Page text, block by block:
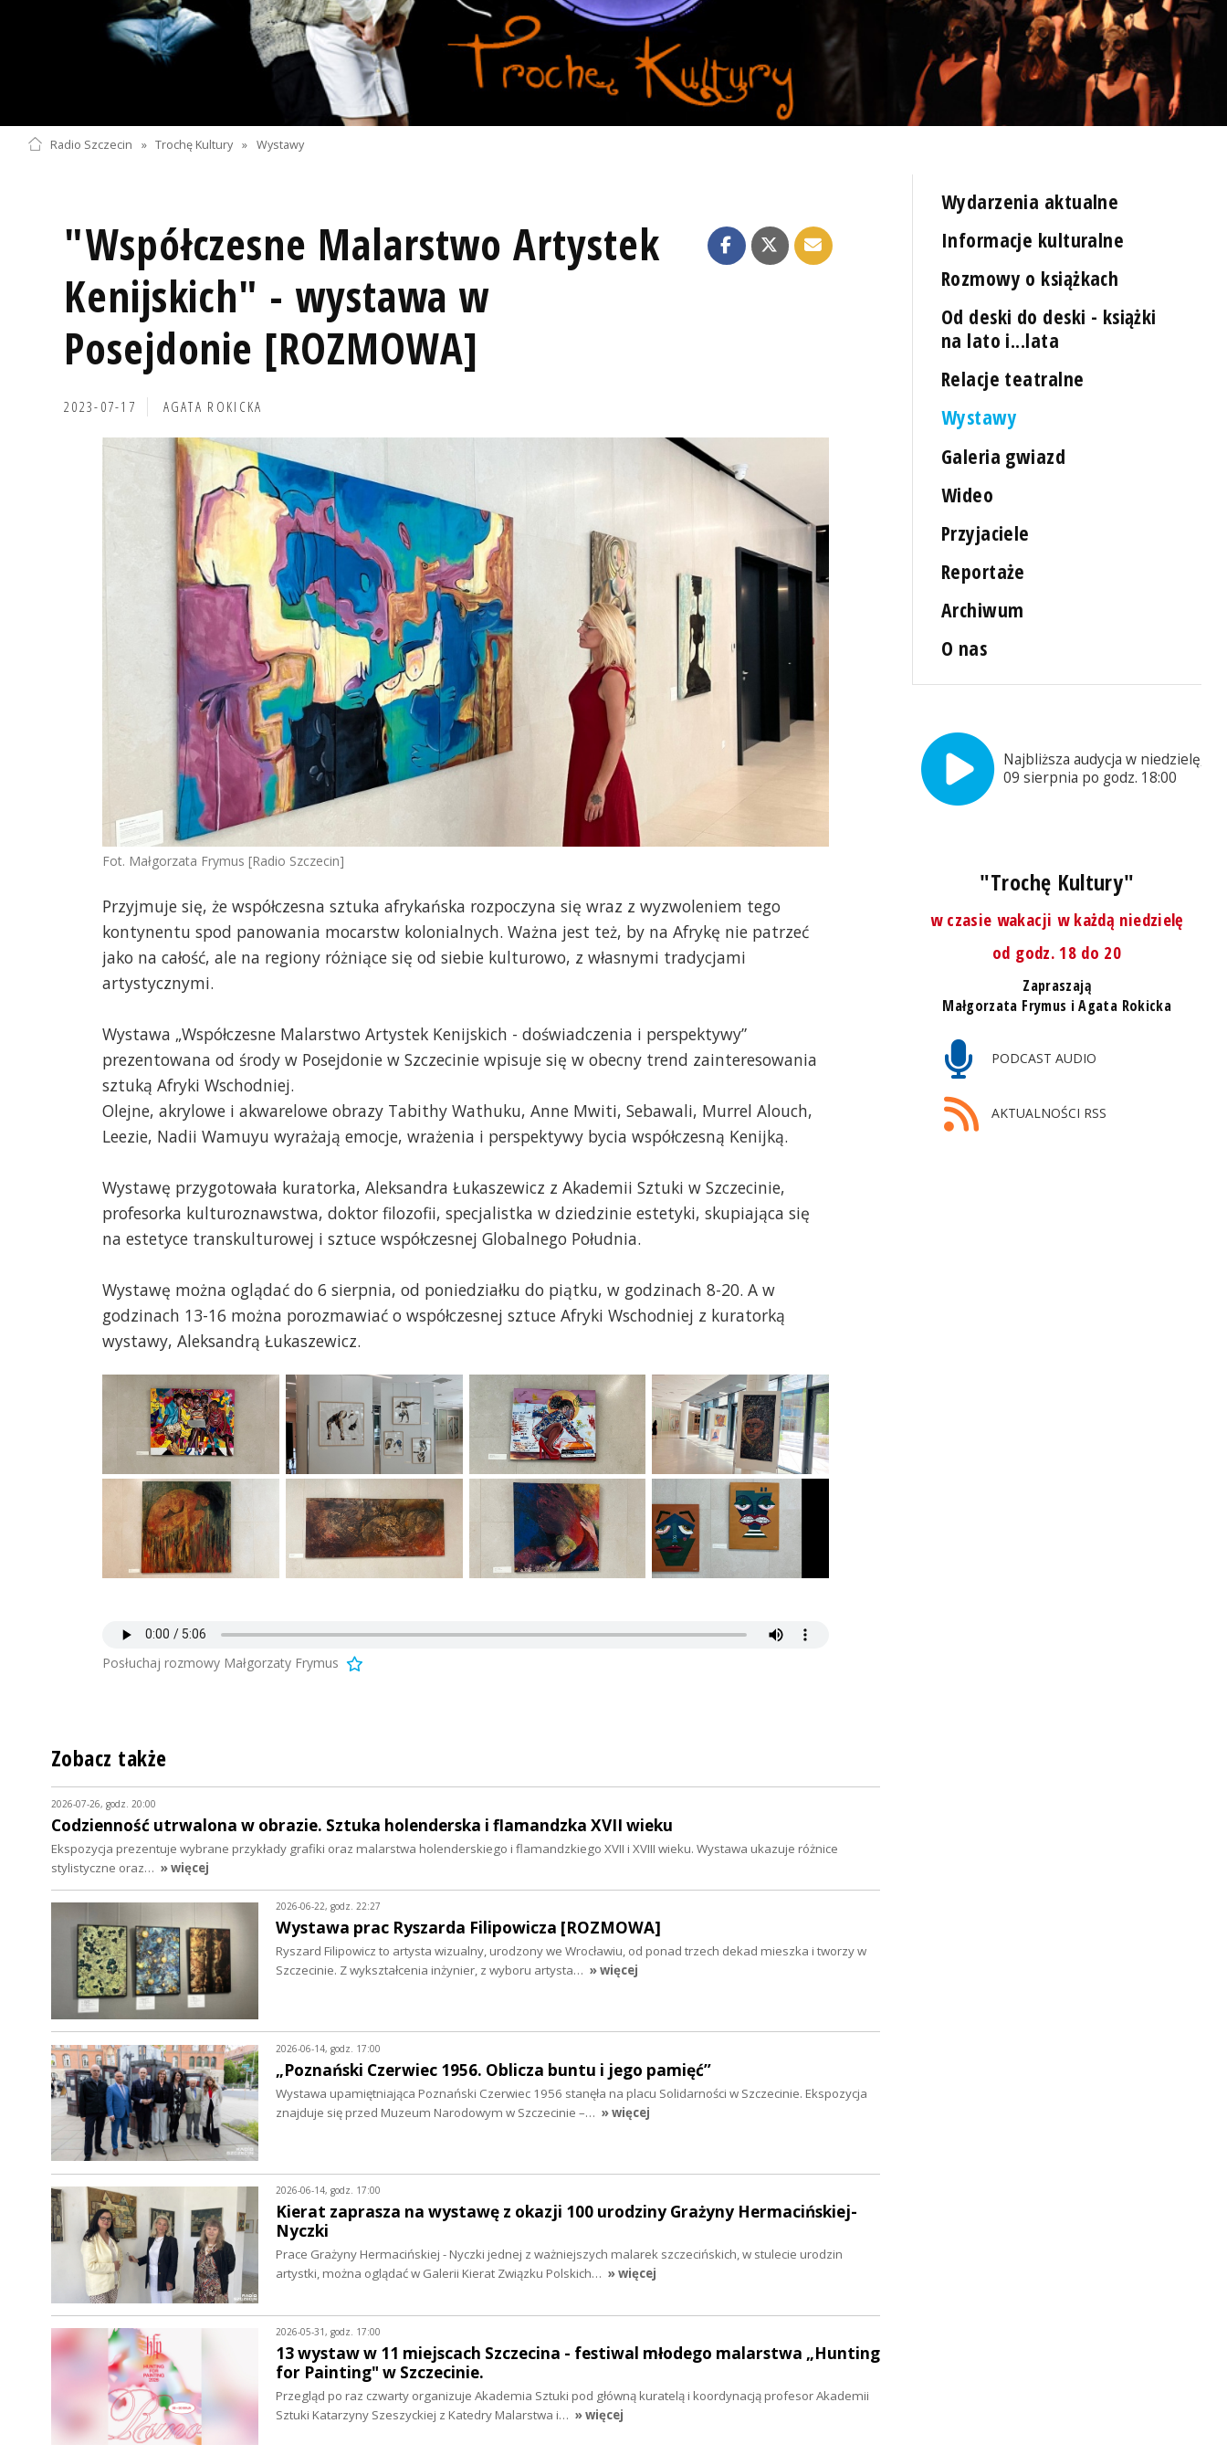
Radio Szczecin » Trochę Kultury » Wystawy
"Współczesne Malarstwo Artystek
Kenijskich" - wystawa w
Posejdonie [ROZMOWA]
2023-07-17 AGATA ROKICKA
Fot. Małgorzata Frymus [Radio Szczecin]
Przyjmuje się, że współczesna sztuka afrykańska rozpoczyna się wraz z wyzwoleniem tego
kontynentu spod panowania mocarstw kolonialnych. Ważna jest też, by na Afrykę nie patrzeć
jako na całość, ale na regiony różniące się od siebie kulturowo, z własnymi tradycjami
artystycznymi.
Wystawa „Współczesne Malarstwo Artystek Kenijskich - doświadczenia i perspektywy”
prezentowana od środy w Posejdonie w Szczecinie wpisuje się w obecny trend zainteresowania
sztuką Afryki Wschodniej.
Olejne, akrylowe i akwarelowe obrazy Tabithy Wathuku, Anne Mwiti, Sebawali, Murrel Alouch,
Leezie, Nadii Wamuyu wyrażają emocje, wrażenia i perspektywy bycia współczesną Kenijką.
Wystawę przygotowała kuratorka, Aleksandra Łukaszewicz z Akademii Sztuki w Szczecinie,
profesorka kulturoznawstwa, doktor filozofii, specjalistka w dziedzinie estetyki, skupiająca się
na estetyce transkulturowej i sztuce współczesnej Globalnego Południa.
Wystawę można oglądać do 6 sierpnia, od poniedziałku do piątku, w godzinach 8-20. A w
godzinach 13-16 można porozmawiać o współczesnej sztuce Afryki Wschodniej z kuratorką
wystawy, Aleksandrą Łukaszewicz.
Posłuchaj rozmowy Małgorzaty Frymus
Wydarzenia aktualne
Informacje kulturalne
Rozmowy o książkach
Od deski do deski - książki
na lato i...lata
Relacje teatralne
Wystawy
Galeria gwiazd
Wideo
Przyjaciele
Reportaże
Archiwum
O nas
Najbliższa audycja w niedzielę,
09 sierpnia po godz. 18:00
"Trochę Kultury"
w czasie wakacji w każdą niedzielę
od godz. 18 do 20
Zapraszają
Małgorzata Frymus i Agata Rokicka
PODCAST AUDIO
AKTUALNOŚCI RSS
Zobacz także
2026-07-26, godz. 20:00
Codzienność utrwalona w obrazie. Sztuka holenderska i flamandzka XVII wieku
Ekspozycja prezentuje wybrane przykłady grafiki oraz malarstwa holenderskiego i flamandzkiego XVII i XVIII wieku. Wystawa ukazuje różnice
stylistyczne oraz… » więcej
2026-06-22, godz. 22:27
Wystawa prac Ryszarda Filipowicza [ROZMOWA]
Ryszard Filipowicz to artysta wizualny, urodzony we Wrocławiu, od ponad trzech dekad mieszka i tworzy w
Szczecinie. Z wykształcenia inżynier, z wyboru artysta… » więcej
2026-06-14, godz. 17:00
„Poznański Czerwiec 1956. Oblicza buntu i jego pamięć”
Wystawa upamiętniająca Poznański Czerwiec 1956 stanęła na placu Solidarności w Szczecinie. Ekspozycja
znajduje się przed Muzeum Narodowym w Szczecinie –… » więcej
2026-06-14, godz. 17:00
Kierat zaprasza na wystawę z okazji 100 urodziny Grażyny Hermacińskiej-
Nyczki
Prace Grażyny Hermacińskiej - Nyczki jednej z ważniejszych malarek szczecińskich, w stulecie urodzin
artystki, można oglądać w Galerii Kierat Związku Polskich… » więcej
2026-05-31, godz. 17:00
13 wystaw w 11 miejscach Szczecina - festiwal młodego malarstwa „Hunting
for Painting" w Szczecinie.
Przegląd po raz czwarty organizuje Akademia Sztuki pod główną kuratelą i koordynacją profesor Akademii
Sztuki Katarzyny Szeszyckiej z Katedry Malarstwa i… » więcej